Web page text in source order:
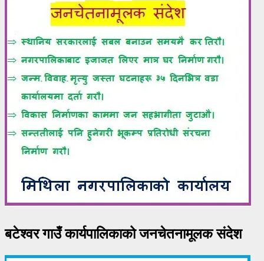
बटेश्वर गाउँ कार्यपालिकाको जनचेतनामूलक संदेश